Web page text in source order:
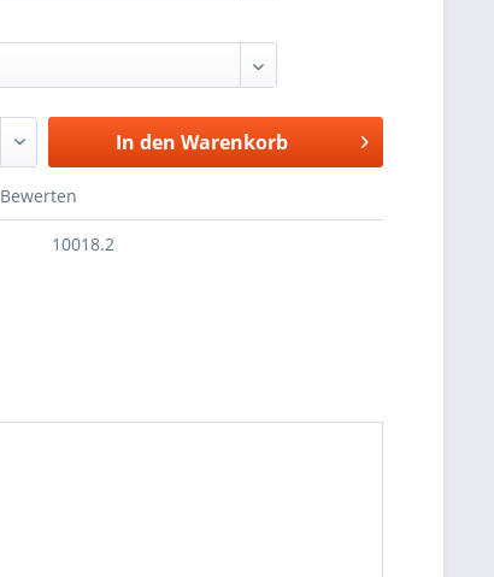
In den Warenkorb
Bewerten
10018.2